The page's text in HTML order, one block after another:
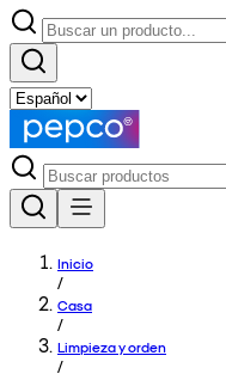
Inicio
/
Casa
/
Limpieza y orden
/